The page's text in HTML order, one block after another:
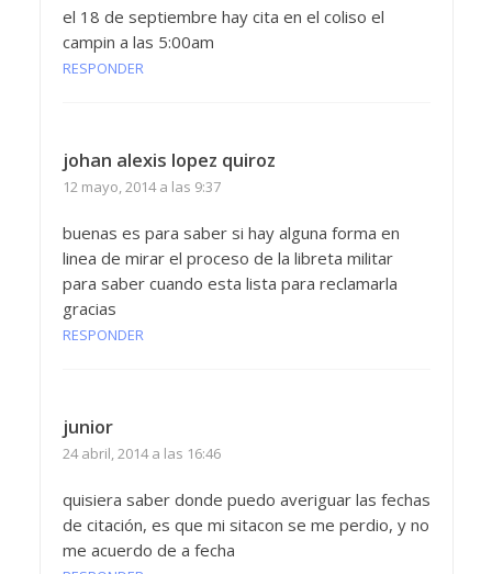
el 18 de septiembre hay cita en el coliso el
campin a las 5:00am
RESPONDER
johan alexis lopez quiroz
12 mayo, 2014 a las 9:37
buenas es para saber si hay alguna forma en
linea de mirar el proceso de la libreta militar
para saber cuando esta lista para reclamarla
gracias
RESPONDER
junior
24 abril, 2014 a las 16:46
quisiera saber donde puedo averiguar las fechas
de citación, es que mi sitacon se me perdio, y no
me acuerdo de a fecha